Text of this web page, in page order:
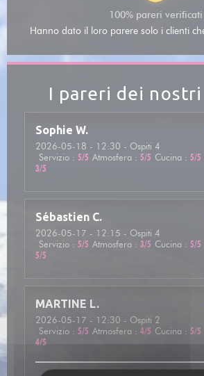
I pareri dei
Sophie W
2026-05-18 - 12:30 - Ospiti 4
Servizio : 5/5 Atmosfera : 5/5 Cucina : 5/5
3/5
Sébastien C
2026-05-17 - 12:15 - Ospiti 4
Servizio : 5/5 Atmosfera : 3/5 Cucina : 5/5
5/5
MARTINE L
2026-05-17 - 12:30 - Ospiti 2
Servizio : 5/5 Atmosfera : 4/5 Cucina : 5/5
4/5
100% pareri verificati
Hanno dato il loro parere solo i clienti